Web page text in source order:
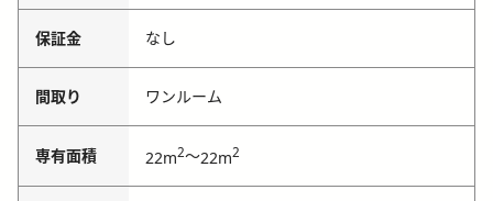
保証金 なし
間取り ワンルーム
専有面積 22m2～22m2